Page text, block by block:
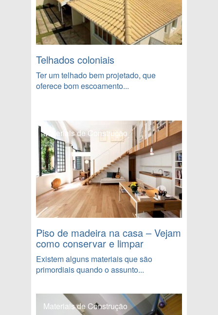
Telhados coloniais
Ter um telhado bem projetado, que
oferece bom escoamento...
Materiais de Construção
Piso de madeira na casa – Vejam
como conservar e limpar
Existem alguns materiais que são
primordiais quando o assunto...
Materiais de Construção